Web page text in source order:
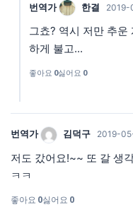
번역가 한결 2019-
그쵸? 역시 저만 추
하게 불고...
좋아요 0싫어요 0
번역가 김덕구 2019-
저도 갔어요!~~ 또 갈 생
ㅋㅋ
좋아요 0싫어요 0